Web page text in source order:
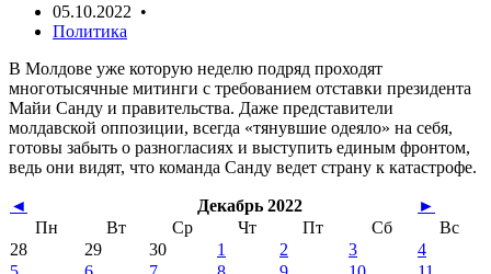
05.10.2022 •
Политика
В Молдове уже которую неделю подряд проходят
многотысячные митинги с требованием отставки президента
Майи Санду и правительства. Даже представители
молдавской оппозиции, всегда «тянувшие одеяло» на себя,
готовы забыть о разногласиях и выступить единым фронтом,
ведь они видят, что команда Санду ведет страну к катастрофе.
◄ Декабрь 2022
►
Пн
Вт Ср Чт Пт Сб
Вс
28
29 30 1 2 3
4